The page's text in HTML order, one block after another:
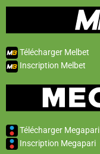
Télécharger Melbet
Inscription Melbet
Télécharger Megapari
Inscription Megapari